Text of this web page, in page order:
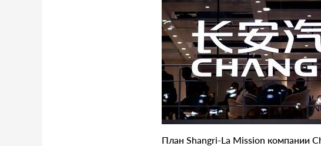
План Shangri-La Mission компании